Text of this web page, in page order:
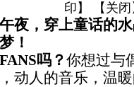
印 】 【 关闭
夜，穿上童话的
！
吗？你想过与
动人的音乐，温